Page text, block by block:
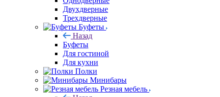
Двухдверные
Трехдверные
Буфеты
Назад
Буфеты
Для гостиной
Для кухни
Полки
Минибары
Резная мебель